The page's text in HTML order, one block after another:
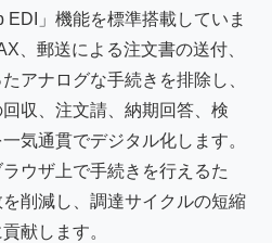
EDI」機能を標準搭載していま
、郵送による注文書の送付、
アナログな手続きを排除し、
収、注文請、納期回答、検
気通貫でデジタル化します。
ウザ上で手続きを行えるた
削減し、調達サイクルの短縮
献します。